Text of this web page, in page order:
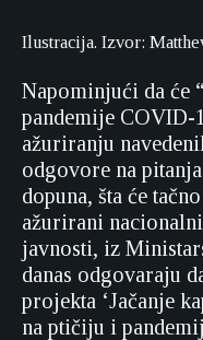
Ilustracija. Izvor:
Napominjući da će
pandemije COVID-
ažuriranju
odgovore na
dopuna, šta će
ažurirani
javnosti, iz
danas odgovaraju
projekta ‘Jačanje
na ptičiju i